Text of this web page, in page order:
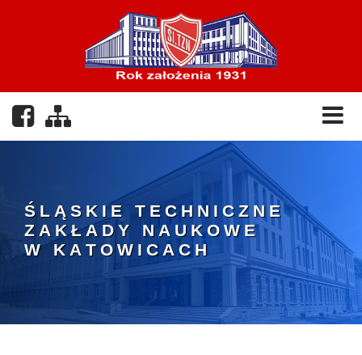
Nasz profil na Facebooku
Ś L Ą S K IE T E CH N I CZ N E
Z A KŁA DY N A U KOW E
W K A TOW I C A C H